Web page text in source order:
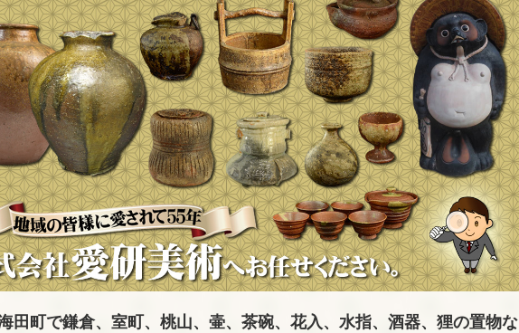
田町で鎌倉、室町、桃山、壷、茶碗、花入、水指、酒器、狸の置物な